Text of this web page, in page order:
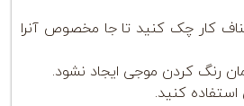
کار چک کنید تا جا مخصوص آنرا
رنگ کردن موجی ایجاد نشود.
کنید.